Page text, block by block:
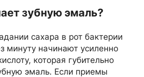
зубную эмаль?
сахара в рот бактерии
минуту начинают усиленно
которая губительно
эмаль. Если приемы